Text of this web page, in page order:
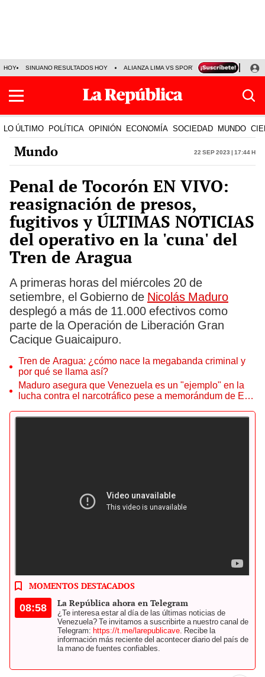
HOY SINUANO RESULTADOS HOY ALIANZA LIMA VS SPORT BOYS JORGE
LO ÚLTIMO POLÍTICA OPINIÓN ECONOMÍA SOCIEDAD MUNDO
Mundo 22 Sep 2023 | 17:44 h
Penal de Tocorón EN VIVO:
reasignación de presos,
fugitivos y ÚLTIMAS NOTICIAS
del operativo en la 'cuna' del
Tren de Aragua
A primeras horas del miércoles 20 de
setiembre, el Gobierno de Nicolás Maduro
desplegó a más de 11.000 efectivos como
parte de la Operación de Liberación Gran
Cacique Guaicaipuro.
Tren de Aragua: ¿cómo nace la megabanda criminal y
por qué se llama así?
Maduro asegura que Venezuela es un "ejemplo" en la
lucha contra el narcotráfico pese a memorándum de EE.
MOMENTOS DESTACADOS
08:58 La República ahora en Telegram
¿Te interesa estar al día de las últimas noticias de
Venezuela? Te invitamos a suscribirte a nuestro canal de
Telegram: https://t.me/larepublicave . Recibe la
información más reciente del acontecer diario del país de
la mano de fuentes confiables.